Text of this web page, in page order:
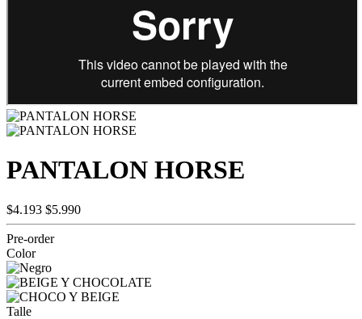
PANTALON HORSE
$4.193 $5.990
Pre-order
Color
Talle